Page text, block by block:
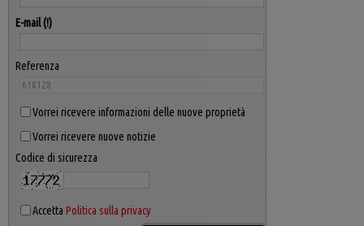
E-mail
Referenza
Vorrei ricevere informazioni delle nuove proprietà
Vorrei ricevere nuove notizie
Codice di sicurezza
Accetta Politica sulla privacy